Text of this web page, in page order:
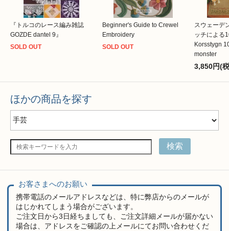
『トルコのレース編み雑誌
GOZDE dantel 9』
SOLD OUT
Beginner's Guide to Crewel
Embroidery
SOLD OUT
スウェーデ
ッチによ
Korsstygn
monster
3,850円(
ほかの商品を探す
検索
お客さまへのお願い
携帯電話のメールアドレスなどは、特に弊店からのメールが
はじかれてしまう場合がございます。
ご注文日から3日経ちましても、ご注文詳細メールが届かない
場合は、アドレスをご確認の上メールにてお問い合わせくだ